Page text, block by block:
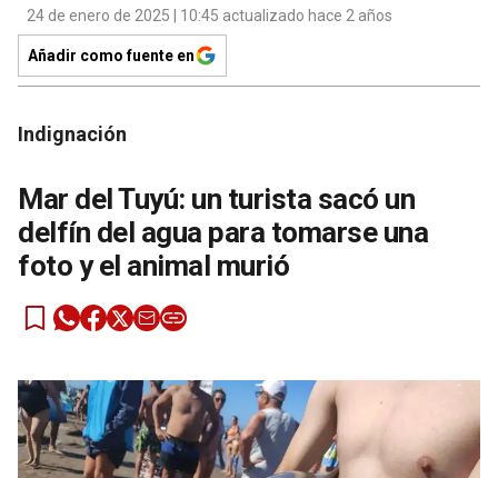
24 de enero de 2025 | 10:45 actualizado hace 2 años
Añadir como fuente en
Indignación
Mar del Tuyú: un turista sacó un
delfín del agua para tomarse una
foto y el animal murió